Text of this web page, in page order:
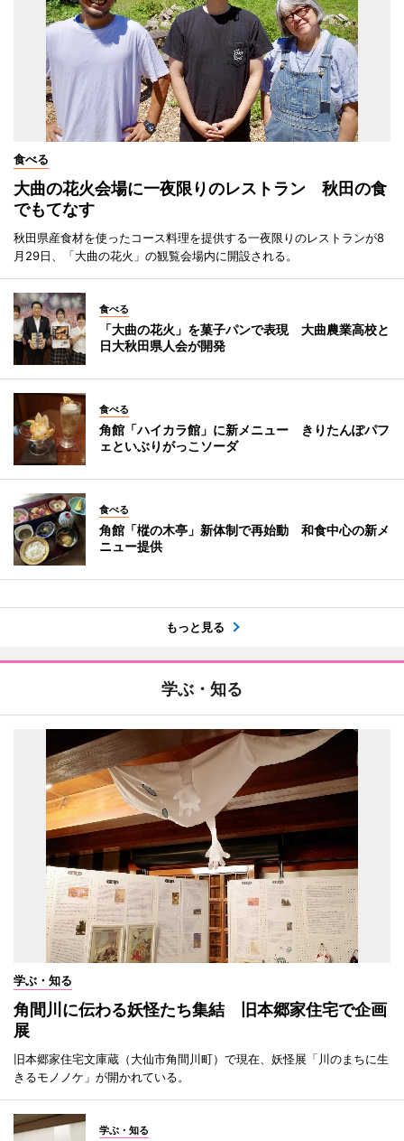
食べる
大曲の花火会場に一夜限りのレストラン 秋田の食
でもてなす
秋田県産食材を使ったコース料理を提供する一夜限りのレストランが8
月29日、「大曲の花火」の観覧会場内に開設される。
食べる
「大曲の花火」を菓子パンで表現 大曲農業高校と
日大秋田県人会が開発
食べる
角館「ハイカラ館」に新メニュー きりたんぽパフ
ェといぶりがっこソーダ
食べる
角館「樅の木亭」新体制で再始動 和食中心の新メ
ニュー提供
もっと見る
学ぶ・知る
学ぶ・知る
角間川に伝わる妖怪たち集結 旧本郷家住宅で企画
展
旧本郷家住宅文庫蔵（大仙市角間川町）で現在、妖怪展「川のまちに生
きるモノノケ」が開かれている。
学ぶ・知る